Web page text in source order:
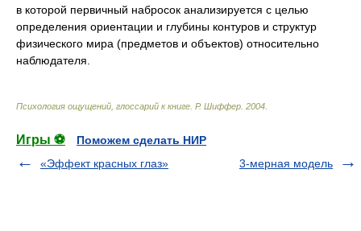
в которой первичный набросок анализируется с целью
определения ориентации и глубины контуров и структур
физического мира (предметов и объектов) относительно
наблюдателя.
Психология ощущений, глоссарий к книге Р. Шиффер 2004
Игры ⚽
Поможем сделать НИР
«Эффект красных глаз»
3-мерная модель